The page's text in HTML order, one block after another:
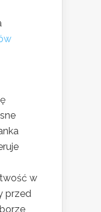
w
przed